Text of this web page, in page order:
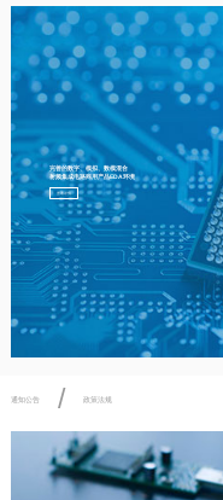
完善的数字、模拟、数模混合
射频集成电路商用产品EDA环境
查看详情
通知公告 / 政策法规